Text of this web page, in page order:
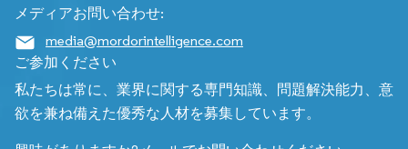
メディアお問い合わせ:
media@mordorintelligence.com
ご参加ください
私たちは常に、業界に関する専門知識、問題解決能力、意
欲を兼ね備えた優秀な人材を募集しています。